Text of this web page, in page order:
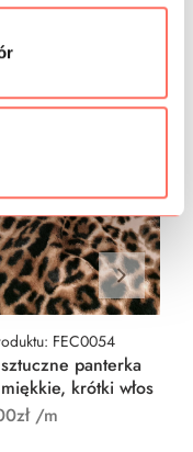
FEC0054
panterka
krótki włos
zł/m